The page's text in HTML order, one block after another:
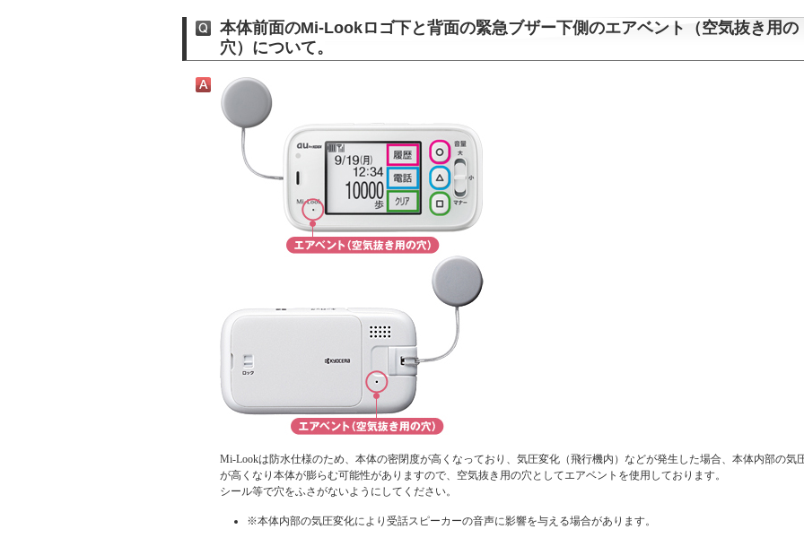
本体前面のMi-Lookロゴ下と背面の緊急ブザー下側のエアベント（空気抜き用の
穴）について。
Mi-Lookは防水仕様のため、本体の密閉度が高くなっており、気圧変化（飛行機内）などが発生した場合、本体内部の気
が高くなり本体が膨らむ可能性がありますので、空気抜き用の穴としてエアベントを使用しております。
シール等で穴をふさがないようにしてください。
※本体内部の気圧変化により受話スピーカーの音声に影響を与える場合があります。